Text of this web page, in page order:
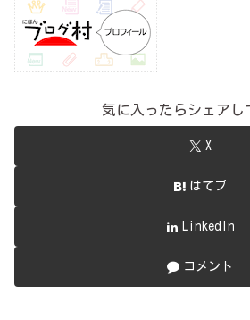
気に入ったらシェアし
X
はてブ
LinkedIn
コメント